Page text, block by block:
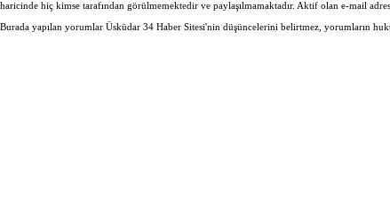
haricinde hiç kimse tarafından görülmemektedir ve paylaşılmamaktadır. Aktif olan e-mail
Burada yapılan yorumlar Üsküdar 34 Haber Sitesi'nin düşüncelerini belirtmez, yorumların